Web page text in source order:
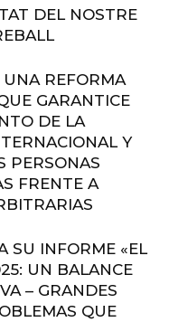
DEL NOSTRE
REFORMA
GARANTICE
DE LA
Y
PERSONAS
FRENTE A
SU INFORME «EL
UN BALANCE
– GRANDES
QUE